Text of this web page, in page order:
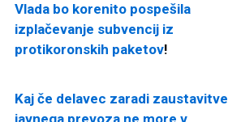
Vlada bo korenito pospešila
izplačevanje subvencij iz
protikoronskih paketov!
Kaj če delavec zaradi zaustavitve